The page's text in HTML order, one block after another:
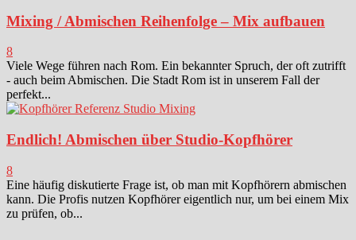
Mixing / Abmischen Reihenfolge – Mix aufbauen
8
Viele Wege führen nach Rom. Ein bekannter Spruch, der oft zutrifft
- auch beim Abmischen. Die Stadt Rom ist in unserem Fall der
perfekt...
Endlich! Abmischen über Studio-Kopfhörer
8
Eine häufig diskutierte Frage ist, ob man mit Kopfhörern abmischen
kann. Die Profis nutzen Kopfhörer eigentlich nur, um bei einem Mix
zu prüfen, ob...